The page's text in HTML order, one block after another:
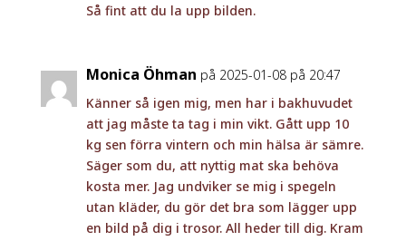
Så fint att du la upp bilden.
Monica Öhman på 2025-01-08 på 20:47
Känner så igen mig, men har i bakhuvudet
att jag måste ta tag i min vikt. Gått upp 10
kg sen förra vintern och min hälsa är sämre.
Säger som du, att nyttig mat ska behöva
kosta mer. Jag undviker se mig i spegeln
utan kläder, du gör det bra som lägger upp
en bild på dig i trosor. All heder till dig. Kram